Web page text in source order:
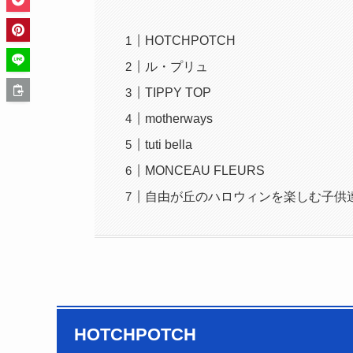
HOTCHPOTCH
ル・プリュ
TIPPY TOP
motherways
tuti bella
MONCEAU FLEURS
自由が丘のハロウィンを楽しむ子供
HOTCHPOTCH